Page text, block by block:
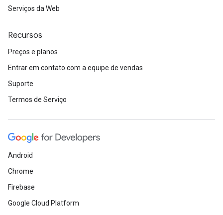
Serviços da Web
Recursos
Preços e planos
Entrar em contato com a equipe de vendas
Suporte
Termos de Serviço
Android
Chrome
Firebase
Google Cloud Platform